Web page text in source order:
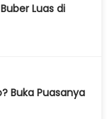
Luas di
Buka Puasanya